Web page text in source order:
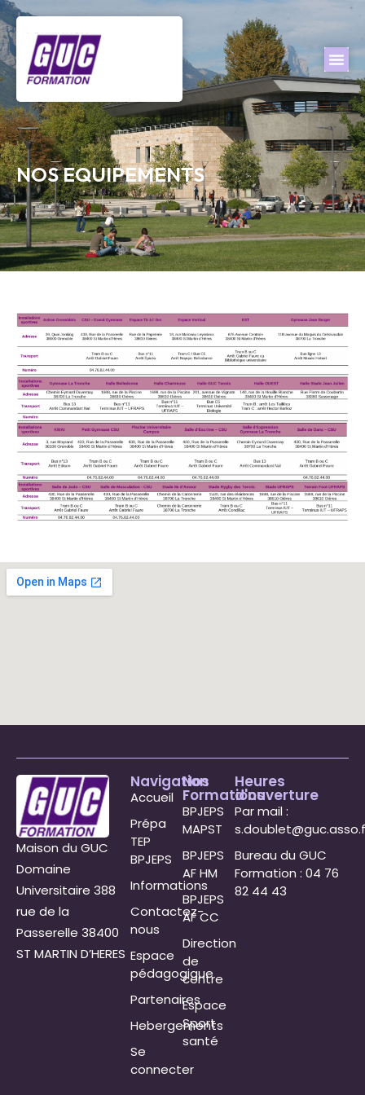
NOS EQUIPEMENTS
Maison du GUC
Domaine
Universitaire 388
rue de la
Passerelle 38400
ST MARTIN D’HERES
Navigation
Accueil
Prépa
TEP
BPJEPS
Informations
Contactez-
nous
Espace
pédagogique
Partenaires
Hebergements
Se
connecter
Nos
Formations
BPJEPS
MAPST
BPJEPS
AF HM
BPJEPS
AF CC
Direction
de
centre
Espace
Sport
santé
Heures
d'ouverture
Par mail :
Bureau du GUC
Formation : 04 76
82 44 43